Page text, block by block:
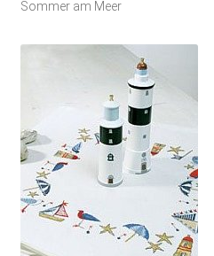
Handarbeiten-Käß-Shop
Kasse
Mein Konto
Sommer am Meer